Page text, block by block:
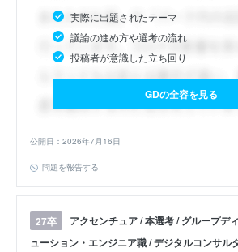
実際に出題されたテーマ
議論の進め方や選考の流れ
投稿者が意識した立ち回り
GDの全容を見る
公開日：2026年7月16日
問題を報告する
27卒
アクセンチュア / 本選考 / グループデ
ューション・エンジニア職 / デジタルコンサル